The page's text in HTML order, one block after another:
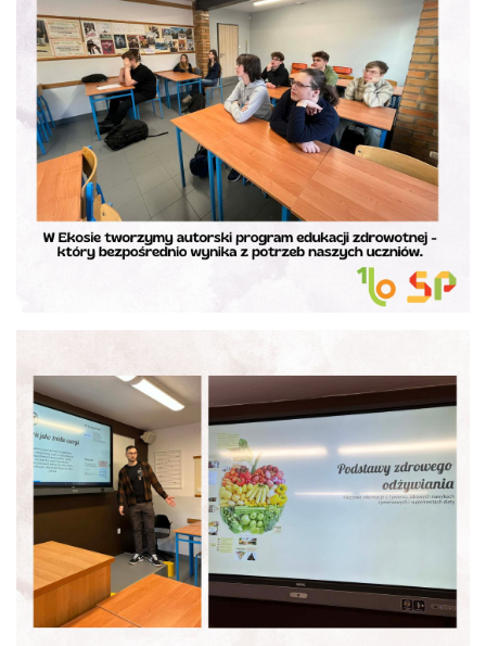
Archiwalna strona Szkoły
Biblioteka Szkolna
EKOSIK
Filmy z wydarzeń szkolnych
Galeria
Harmonogram pracy szkoły
Konkurs klas
Konkurs "Złota Żaba"
Kontakty zagraniczne
Newsy
Przewodniczący Rady Szkoły
Warsztaty interdyscyplinarne
Wykaz podręczników
Zajęcia pozalekcyjne
Aplikacje szkolne
Biblioteka szkolna
Dokumenty szkolne
Dyżury Szkolne
Dziennik elektroniczny
Obiady